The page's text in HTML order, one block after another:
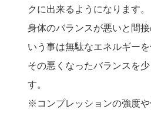
クに出来るようになります。
身体のバランスが悪いと間
いう事は無駄なエネルギー
その悪くなったバランスを
す。
※コンプレッションの強度や